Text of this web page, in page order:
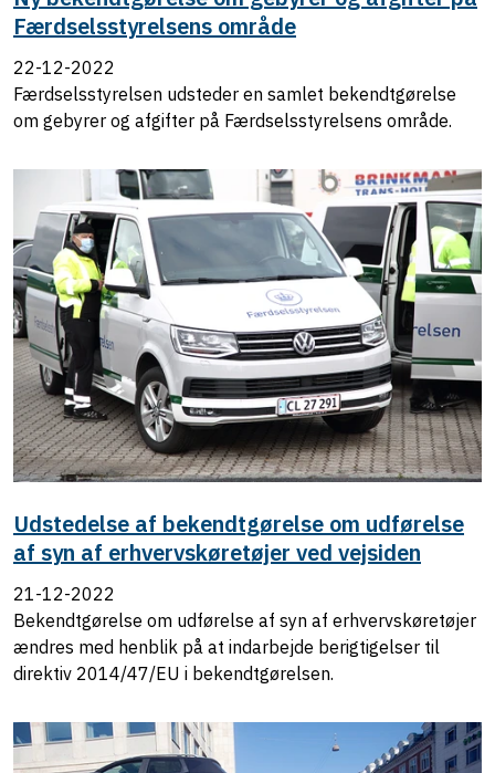
Færdselsstyrelsens område
22-12-2022
Færdselsstyrelsen udsteder en samlet bekendtgørelse
om gebyrer og afgifter på Færdselsstyrelsens område.
Udstedelse af bekendtgørelse om udførelse
af syn af erhvervskøretøjer ved vejsiden
21-12-2022
Bekendtgørelse om udførelse af syn af erhvervskøretøjer
ændres med henblik på at indarbejde berigtigelser til
direktiv 2014/47/EU i bekendtgørelsen.